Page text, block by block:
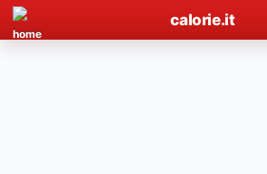
calorie.it